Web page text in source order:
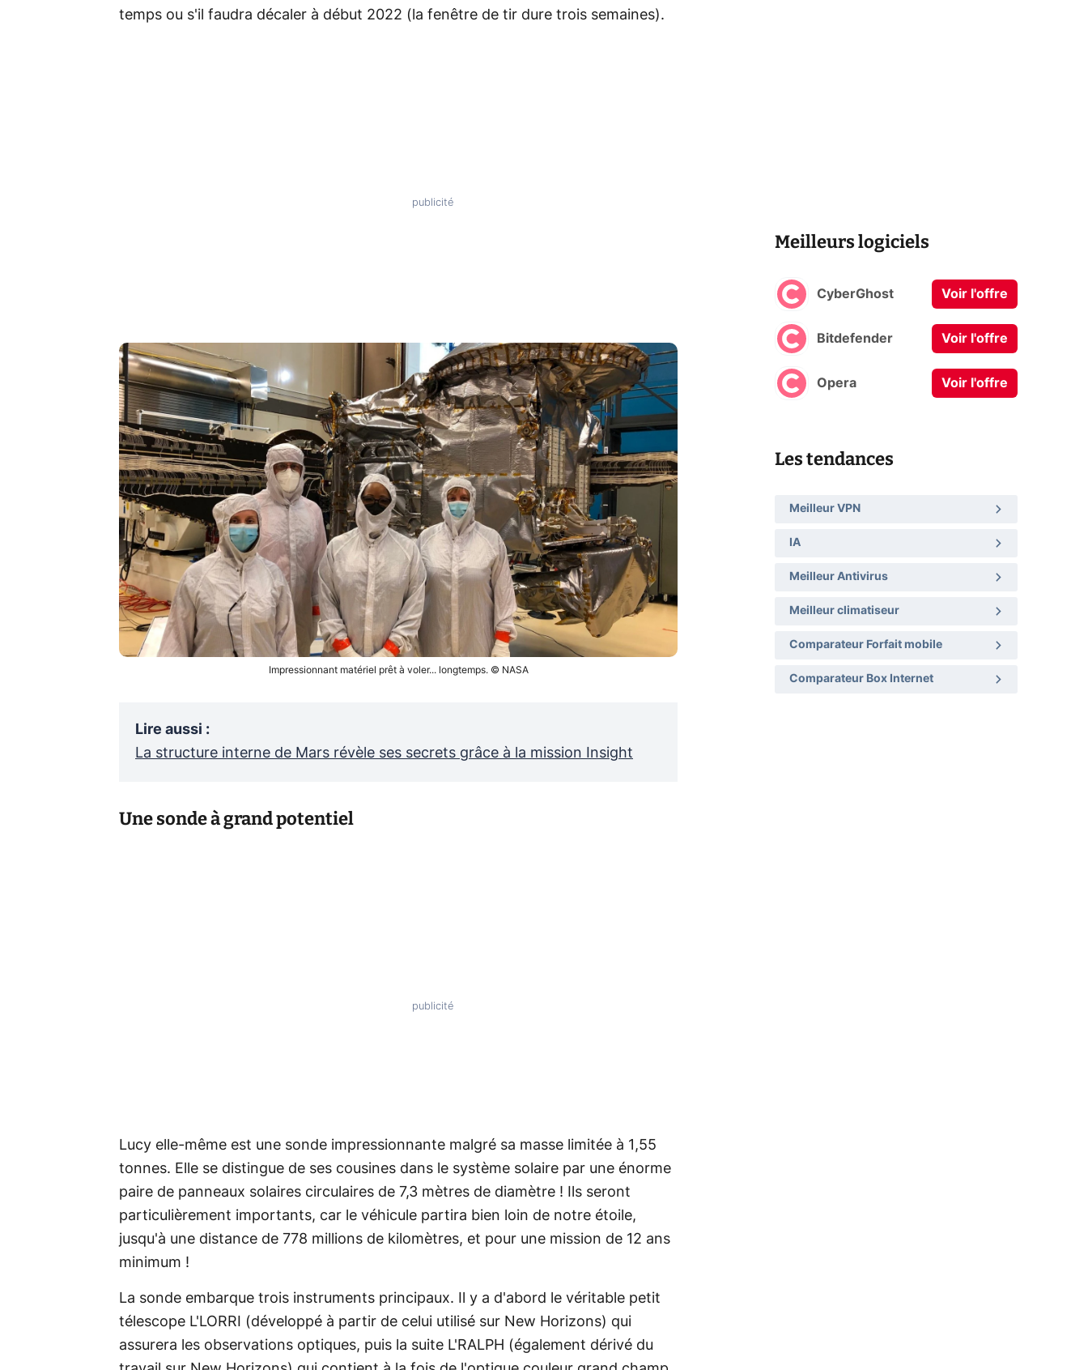
temps ou s'il faudra décaler à début 2022 (la fenêtre de tir dure trois semaines).
Impressionnant matériel prêt à voler... longtemps. © NASA
Lire aussi :
La structure interne de Mars révèle ses secrets grâce à la mission Insight
Une sonde à grand potentiel
Lucy elle-même est une sonde impressionnante malgré sa masse limitée à 1,55
tonnes. Elle se distingue de ses cousines dans le système solaire par une énorme
paire de panneaux solaires circulaires de 7,3 mètres de diamètre ! Ils seront
particulièrement importants, car le véhicule partira bien loin de notre étoile,
jusqu'à une distance de 778 millions de kilomètres, et pour une mission de 12 ans
minimum !
La sonde embarque trois instruments principaux. Il y a d'abord le véritable petit
télescope L'LORRI (développé à partir de celui utilisé sur New Horizons) qui
assurera les observations optiques, puis la suite L'RALPH (également dérivé du
Meilleurs logiciels
CyberGhost Voir l'offre
Bitdefender Voir l'offre
Opera Voir l'offre
Les tendances
Meilleur VPN
IA
Meilleur Antivirus
Meilleur climatiseur
Comparateur Forfait mobile
Comparateur Box Internet